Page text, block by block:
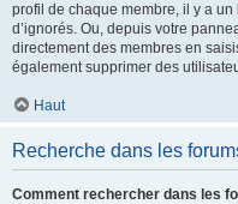
profil de chaque membre, il y a un
d’ignorés. Ou, depuis votre
directement des membres en
également supprimer des
Haut
Recherche dans les
Comment rechercher dans les